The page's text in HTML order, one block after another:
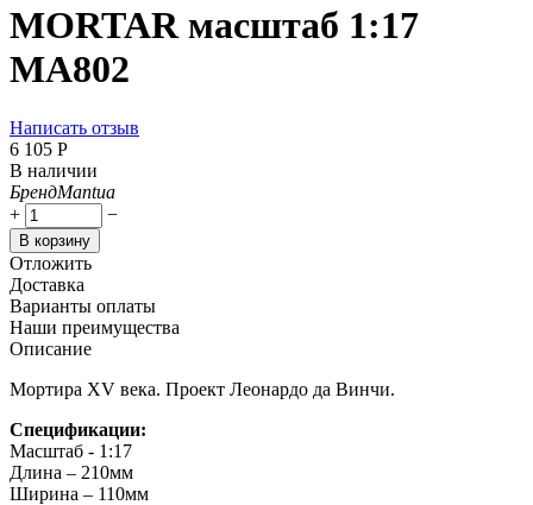
MORTAR масштаб 1:17
MA802
Написать отзыв
6 105 Р
В наличии
БрендMantua
+
−
В корзину
Отложить
Доставка
Варианты оплаты
Наши преимущества
Описание
Мортира XV века. Проект Леонардо да Винчи.
Спецификации:
Масштаб - 1:17
Длина – 210мм
Ширина – 110мм